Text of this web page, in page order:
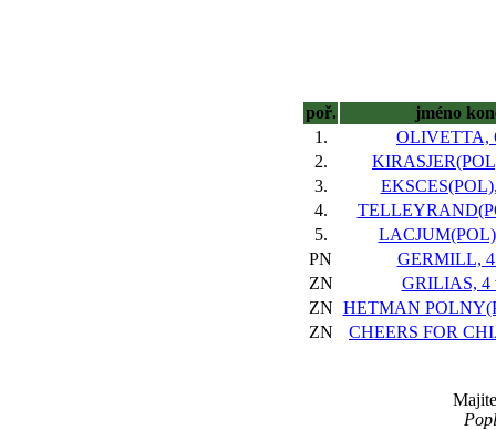
poř.
jméno
1.
OLIVETTA,
2.
3.
4.
5.
PN
GERMILL,
ZN
GRILIAS, 4
ZN HETMAN
ZN
CHEERS FOR